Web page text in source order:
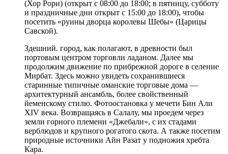
(Хор Рори) (открыт с 08:00 до 18:00; в пятницу, субботу
и праздничные дни открыт с 15:00 до 18:00), чтобы
посетить «руины дворца королевы Шебы» (Царицы
Савской).
Здешний. город, как полагают, в древности был
портовым центром торговли ладаном. Далее мы
продолжим движение по прибрежной дороге в селение
Мирбат. Здесь можно увидеть сохранившиеся
старинные типичные оманские торговые дома —
архитектурный ансамбль, более свойственный
йеменскому стилю. Фотоостановка у мечети Бин Али
XIV века. Возвращаясь в Салалу, мы проедем через
земли горного племени «Джебали», с их стадами
верблюдов и крупного рогатого скота. А также посетим
природные источники Айн Разат у подножия хребта
Кара.